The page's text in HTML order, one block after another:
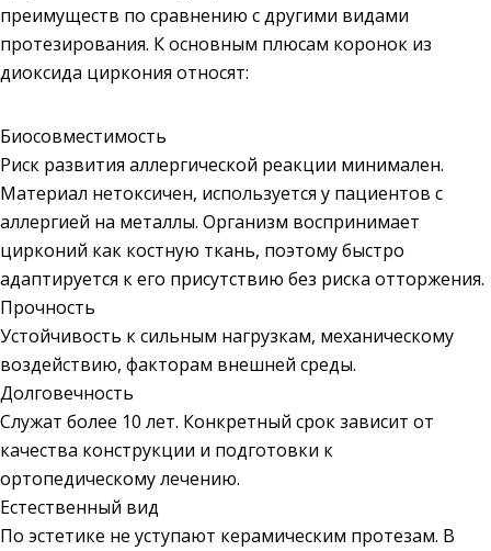
преимуществ по сравнению с другими видами
протезирования. К основным плюсам коронок из
диоксида циркония относят:
Биосовместимость
Риск развития аллергической реакции минимален.
Материал нетоксичен, используется у пациентов с
аллергией на металлы. Организм воспринимает
цирконий как костную ткань, поэтому быстро
адаптируется к его присутствию без риска отторжения.
Прочность
Устойчивость к сильным нагрузкам, механическому
воздействию, факторам внешней среды.
Долговечность
Служат более 10 лет. Конкретный срок зависит от
качества конструкции и подготовки к
ортопедическому лечению.
Естественный вид
По эстетике не уступают керамическим протезам. В